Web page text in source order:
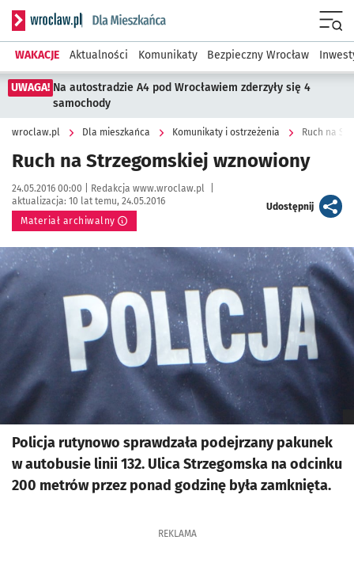
Serwis informacyjny wroclaw.pl podserwis: Dla mieszkańca
WAKACJE Aktualności Komunikaty Bezpieczny Wrocław
UWAGA! Na autostradzie A4 pod Wrocławiem zderzyły się 4
samochody
wroclaw.pl Dla mieszkańca Komunikaty i ostrzeżenia Ruch na
Ruch na Strzegomskiej wznowiony
Data publikacji:
24.05.2016 00:00 | Autor:
Redakcja www.wroclaw.pl
aktualizacja: 10 lat temu, 24.05.2016
Materiał archiwalny
Udostępnijartykuł
Kliknij, aby powiększyć
Policja rutynowo sprawdzała podejrzany pakunek
w autobusie linii 132. Ulica Strzegomska na odcinku
200 metrów przez ponad godzinę była zamknięta.
REKLAMA